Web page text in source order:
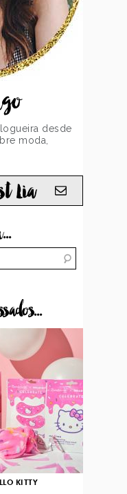
desde
moda,
Lia
KITTY